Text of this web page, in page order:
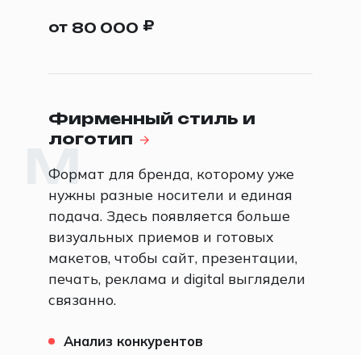
от 80 000 ₽
M
Фирменный стиль и
логотип
Формат для бренда, которому уже
нужны разные носители и единая
подача. Здесь появляется больше
визуальных приемов и готовых
макетов, чтобы сайт, презентации,
печать, реклама и digital выглядели
связанно.
Анализ конкурентов